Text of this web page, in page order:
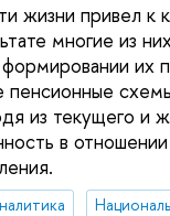
жизни привел к
многие из
их
из текущего
в